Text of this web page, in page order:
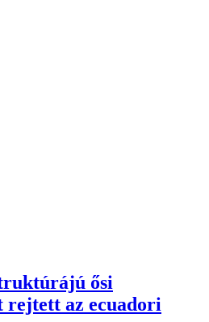
ősi
rejtett az ecuadori